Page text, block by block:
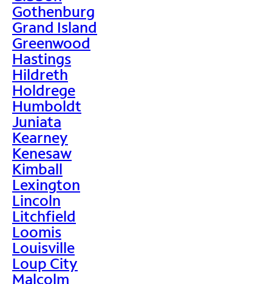
Gothenburg
Grand Island
Greenwood
Hastings
Hildreth
Holdrege
Humboldt
Juniata
Kearney
Kenesaw
Kimball
Lexington
Lincoln
Litchfield
Loomis
Louisville
Loup City
Malcolm